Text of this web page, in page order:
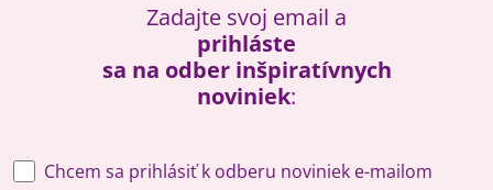
Zadajte svoj email a
prihláste
sa na odber inšpiratívnych
noviniek:
Chcem sa prihlásiť k odberu noviniek e-mailom